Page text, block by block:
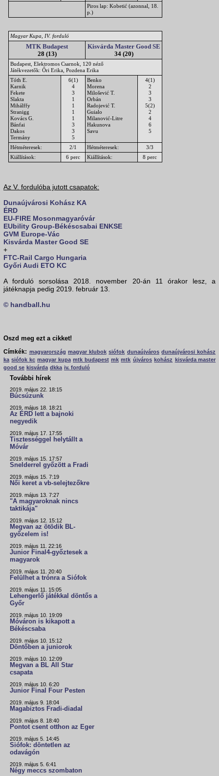
Piros lap: Kobetić (azonnal, 18.
p.)
Magyar Kupa, IV. forduló
MTK Budapest
28 (13)
Kisvárda Master Good SE
34 (20)
Budapest, Elektromos Csarnok, 120 néző
Játékvezetők: Őri Erika, Pozdena Erika
Tóth E.
Karnik
Fekete
Slakta
Mihálffy
Stranigg
Kovács G.
Bánfai
Dakos
Termány
6(1)
4
3
1
1
1
1
3
3
5
Benko
Morena
Milošević T.
Orbán
Radojević T.
Guialo
Milanović-Litre
Hakunova
Savu
4(1)
2
3
3
5(2)
2
4
6
5
Hétméteresek: 2/1 Hétméteresek:
3/3
Kiállítások:
6 perc Kiállítások: 8 perc
Az V. fordulóba jutott csapatok:
Dunaújvárosi Kohász KA
ÉRD
EU-FIRE Mosonmagyaróvár
EUbility Group-Békéscsabai ENKSE
GVM Europe-Vác
Kisvárda Master Good SE
+
FTC-Rail Cargo Hungaria
Győri Audi ETO KC
A forduló sorsolása 2018. november 20-án 11 órakor lesz, a
játéknapja pedig 2019. február 13.
© handball.hu
Oszd meg ezt a cikket!
Címkék: magyarország magyar klubok siófok dunaújváros dunaújvárosi kohász
ka siófok kc magyar kupa mtk budapest mk mtk újváros kohász
kisvárda master
good se kisvárda dkka iv. forduló
További hírek
2019. május 22. 18:15
Búcsúzunk
2019. május 18. 18:21
Az ÉRD lett a bajnoki
negyedik
2019. május 17. 17:55
Tisztességgel helytállt a
Móvár
2019. május 15. 17:57
Snelderrel győzött a Fradi
2019. május 15. 7:19
Női keret a vb-selejtezőkre
2019. május 13. 7:27
"A magyaroknak nincs
taktikája"
2019. május 12. 15:12
Megvan az ötödik BL-
győzelem is!
2019. május 11. 22:16
Junior Final4-győztesek a
magyarok
2019. május 11. 20:40
Felülhet a trónra a Siófok
2019. május 11. 15:05
Lehengerlő játékkal döntős a
Győr
2019. május 10. 19:09
Móváron is kikapott a
Békéscsaba
2019. május 10. 15:12
Döntőben a juniorok
2019. május 10. 12:09
Megvan a BL All Star
csapata
2019. május 10. 6:20
Junior Final Four Pesten
2019. május 9. 18:04
Magabiztos Fradi-diadal
2019. május 8. 18:40
Pontot csent otthon az Eger
2019. május 5. 14:45
Siófok: döntetlen az
odavágón
2019. május 5. 6:41
Négy meccs szombaton